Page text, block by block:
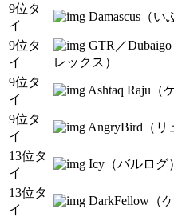
9位タ
イ
Damascus（い
9位タ
イ
GTR／
レックス）
9位タ
イ
Ashtaq Raju（
9位タ
イ
AngryBird（リ
13位タ
イ
Icy（バルログ）
13位タ
イ
DarkFellow（ケ